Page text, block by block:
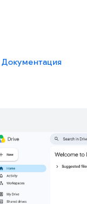
Документация